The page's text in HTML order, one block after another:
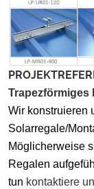
Trapezförmiges
Wir konstruieren
Solarregale/
Möglicherweise
Regalen
tun kontaktiere